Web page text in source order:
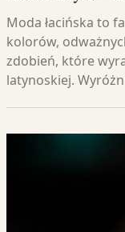
Moda łacińska to
kolorów,
zdobień, które
latynoskiej.